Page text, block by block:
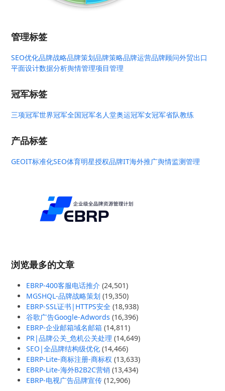
管理标签
SEO优化品牌战略品牌策划品牌策略品牌运营品牌顾问外贸出口
平面设计数据分析舆情管理项目管理
冠军标签
三项冠军世界冠军全国冠军名人堂奥运冠军女冠军省队教练
产品标签
GEOIT标准化SEO体育明星授权品牌IT海外推广舆情监测管理
浏览最多的文章
EBRP-400客服电话推介 (24,501)
MGSHQL-品牌战略策划 (19,350)
EBRP-SSL证书|HTTPS安全 (18,938)
谷歌广告Google-Adwords (16,396)
EBRP-企业邮箱域名邮箱 (14,811)
PR|品牌公关_危机公关处理 (14,649)
SEO|全品牌结构级优化 (14,466)
EBRP-Lite-商标注册-商标权 (13,633)
EBRP-Lite-海外B2B2C营销 (13,434)
EBRP-电视广告品牌宣传 (12,906)